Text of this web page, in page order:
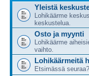
Yleistä
Lohikäärme
keskustelua.
Osto ja myynti
Lohikäärme
vaihto.
Lohikäärmeitä
Etsimässä